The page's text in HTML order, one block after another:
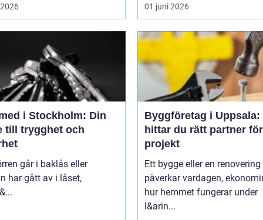
01 juni 2026
i Stockholm: Din
till trygghet och
går i baklås eller
har gått av i låset,
Byggföretag i Uppsala:
hittar du rätt partner
projekt
Ett bygge eller en renovering
påverkar vardagen,
hur hemmet fungerar under
l&arin...